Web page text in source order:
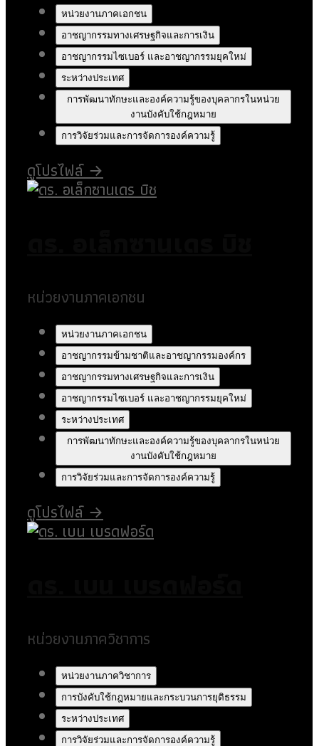
หน่วยงานภาคเอกชน
อาชญากรรมทางเศรษฐกิจและการเงิน
อาชญากรรมไซเบอร์ และอาชญากรรมยุคใหม่
ระหว่างประเทศ
การพัฒนาทักษะและองค์ความรู้ของบุคลากรในหน่วย
งานบังคับใช้กฎหมาย
การวิจัยร่วมและการจัดการองค์ความรู้
ดูโปรไฟล์→
หน่วยงานภาคเอกชน
หน่วยงานภาคเอกชน
อาชญากรรมข้ามชาติและอาชญากรรมองค์กร
อาชญากรรมทางเศรษฐกิจและการเงิน
อาชญากรรมไซเบอร์ และอาชญากรรมยุคใหม่
ระหว่างประเทศ
การพัฒนาทักษะและองค์ความรู้ของบุคลากรในหน่วย
งานบังคับใช้กฎหมาย
การวิจัยร่วมและการจัดการองค์ความรู้
ดูโปรไฟล์→
หน่วยงานภาควิชาการ
หน่วยงานภาควิชาการ
การบังคับใช้กฎหมายและกระบวนการยุติธรรม
ระหว่างประเทศ
การวิจัยร่วมและการจัดการองค์ความรู้